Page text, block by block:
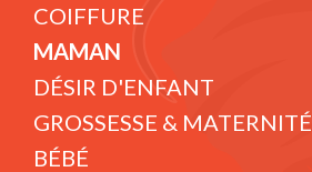
COIFFURE
MAMAN
DÉSIR D'ENFANT
GROSSESSE & MATERNITÉ
BÉBÉ